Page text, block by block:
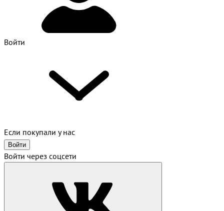
Войти
Если покупали у нас
Войти
Войти через соцсети